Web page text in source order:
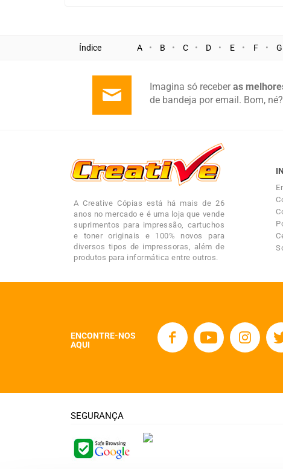
Índice A B C D E F G
Imagina só receberas
de bandeja por email. Bom, né?
A Creative Cópias está há mais de 26
anos no mercado e é uma loja que vende
suprimentos para impressão, cartuchos
e toner originais e 100% novos para
diversos tipos de impressoras, além de
produtos para informática entre outros.
ENCONTRE-NOS
AQUI
SEGURANÇA